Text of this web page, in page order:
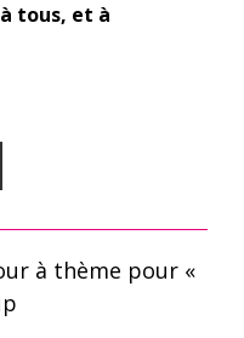
tous, et à
à thème pour «